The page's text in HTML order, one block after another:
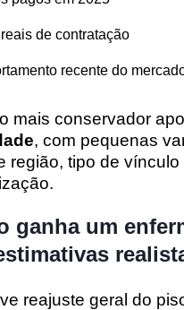
de contratação
recente do
mais conservador
, com pequenas
região, tipo de vínculo
ganha um
reajuste geral do